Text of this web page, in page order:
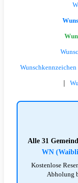
|
Alle 31
WN
Kostenlose
Abholung